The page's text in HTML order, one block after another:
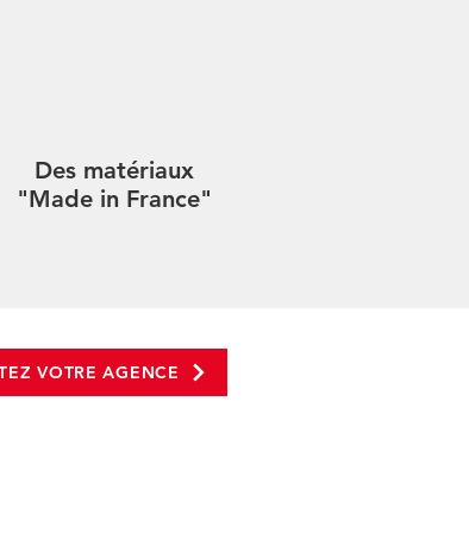
Des matériaux
"Made in France"
VOTRE AGENCE